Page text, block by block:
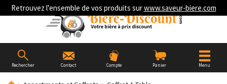
Retrouvez l'ensemble de vos produits surwww.saveur-biere.com
Rechercher Contact Compte Panier Menu